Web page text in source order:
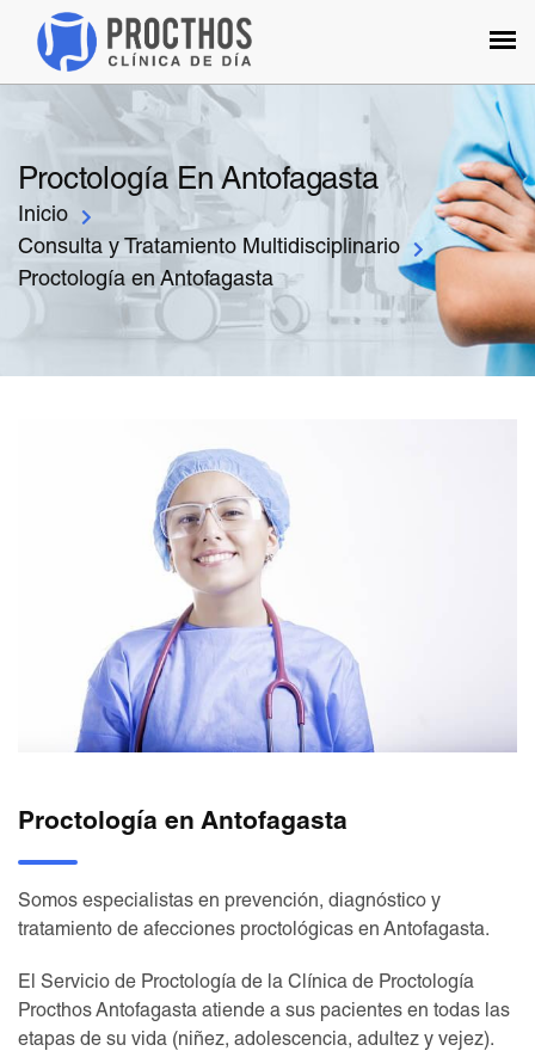
Proctología En Antofagasta
Inicio
Consulta y Tratamiento Multidisciplinario
Proctología en Antofagasta
Proctología en Antofagasta
Somos especialistas en prevención, diagnóstico y
tratamiento de afecciones proctológicas en Antofagasta.
El Servicio de Proctología de la Clínica de Proctología
Procthos Antofagasta atiende a sus pacientes en todas las
etapas de su vida (niñez, adolescencia, adultez y vejez).